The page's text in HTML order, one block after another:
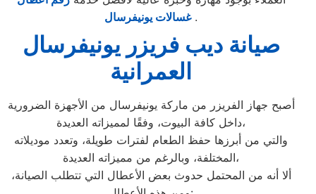
غسالات يونيفرسال.
صيانة ديب فريزر يونيفرسال
العمرانية
أصبح جهاز الفريزر من ماركة يونيفرسال من الأجهزة الضرورية
داخل كافة البيوت، وفقًا لمميزاته العديدة،
والتي من أبرزها حفظ الطعام لفترات طويلة، وتعدد موديلاته
المختلفة، وبالرغم من مميزاته العديدة،
ألا أنه من المحتمل حدوث بعض الأعطال التي تتطلب الصيانة،